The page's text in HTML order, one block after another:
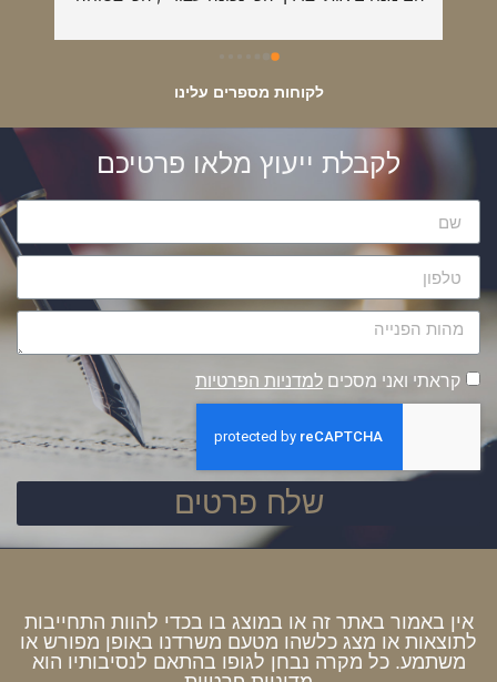
לקוחות מספרים עלינו
לקבלת ייעוץ מלאו פרטיכם
קראתי ואני מסכים למדניות הפרטיות
שלח פרטים
אין באמור באתר זה או במוצג בו בכדי להוות התחייבות
לתוצאות או מצג כלשהו מטעם משרדנו באופן מפורש או
משתמע. כל מקרה נבחן לגופו בהתאם לנסיבותיו הוא